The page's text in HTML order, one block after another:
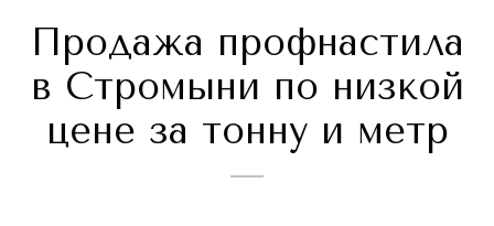
Продажа профнастила
в Стромыни по низкой
цене за тонну и метр